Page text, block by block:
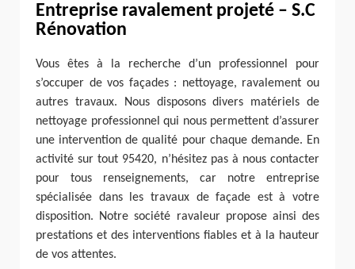
Entreprise ravalement projeté – S.C
Rénovation
Vous êtes à la recherche d’un professionnel pour
s’occuper de vos façades : nettoyage, ravalement ou
autres travaux. Nous disposons divers matériels de
nettoyage professionnel qui nous permettent d’assurer
une intervention de qualité pour chaque demande. En
activité sur tout 95420, n’hésitez pas à nous contacter
pour tous renseignements, car notre entreprise
spécialisée dans les travaux de façade est à votre
disposition. Notre société ravaleur propose ainsi des
prestations et des interventions fiables et à la hauteur
de vos attentes.